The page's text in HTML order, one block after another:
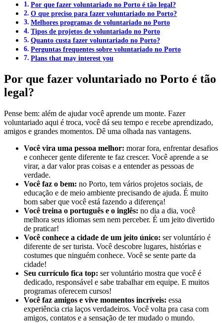
Por que fazer voluntariado no Porto é tão legal?
O que preciso para fazer voluntariado no Porto?
Melhores programas de voluntariado no Porto
Tipos de projetos de voluntariado no Porto
Quanto custa fazer voluntariado no Porto?
Perguntas frequentes sobre voluntariado no Porto
Plans that may interest you
Por que fazer voluntariado no Porto é tão
legal?
Pense bem: além de ajudar você aprende um monte. Fazer
voluntariado aqui é troca, você dá seu tempo e recebe aprendizado,
amigos e grandes momentos. Dê uma olhada nas vantagens.
Você vira uma pessoa melhor: morar fora, enfrentar desafios
e conhecer gente diferente te faz crescer. Você aprende a se
virar, a dar valor pras coisas e a entender as pessoas de
verdade.
Você faz o bem: no Porto, tem vários projetos sociais, de
educação e de meio ambiente precisando de ajuda. É muito
bom saber que você está fazendo a diferença!
Você treina o português e o inglês: no dia a dia, você
melhora seus idiomas sem nem perceber. É um jeito divertido
de praticar!
Você conhece a cidade de um jeito único: ser voluntário é
diferente de ser turista. Você descobre lugares, histórias e
costumes que ninguém conhece. Você se sente parte da
cidade!
Seu currículo fica top: ser voluntário mostra que você é
dedicado, responsável e sabe trabalhar em equipe. E muitos
programas oferecem cursos!
Você faz amigos e vive momentos incríveis: essa
experiência cria laços verdadeiros. Você volta pra casa com
amigos, contatos e a sensação de ter mudado o mundo.